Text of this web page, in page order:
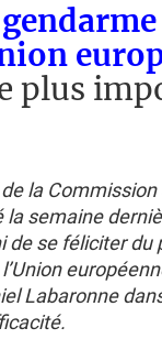
plus
la
semaine
de se féliciter du
Labaronne